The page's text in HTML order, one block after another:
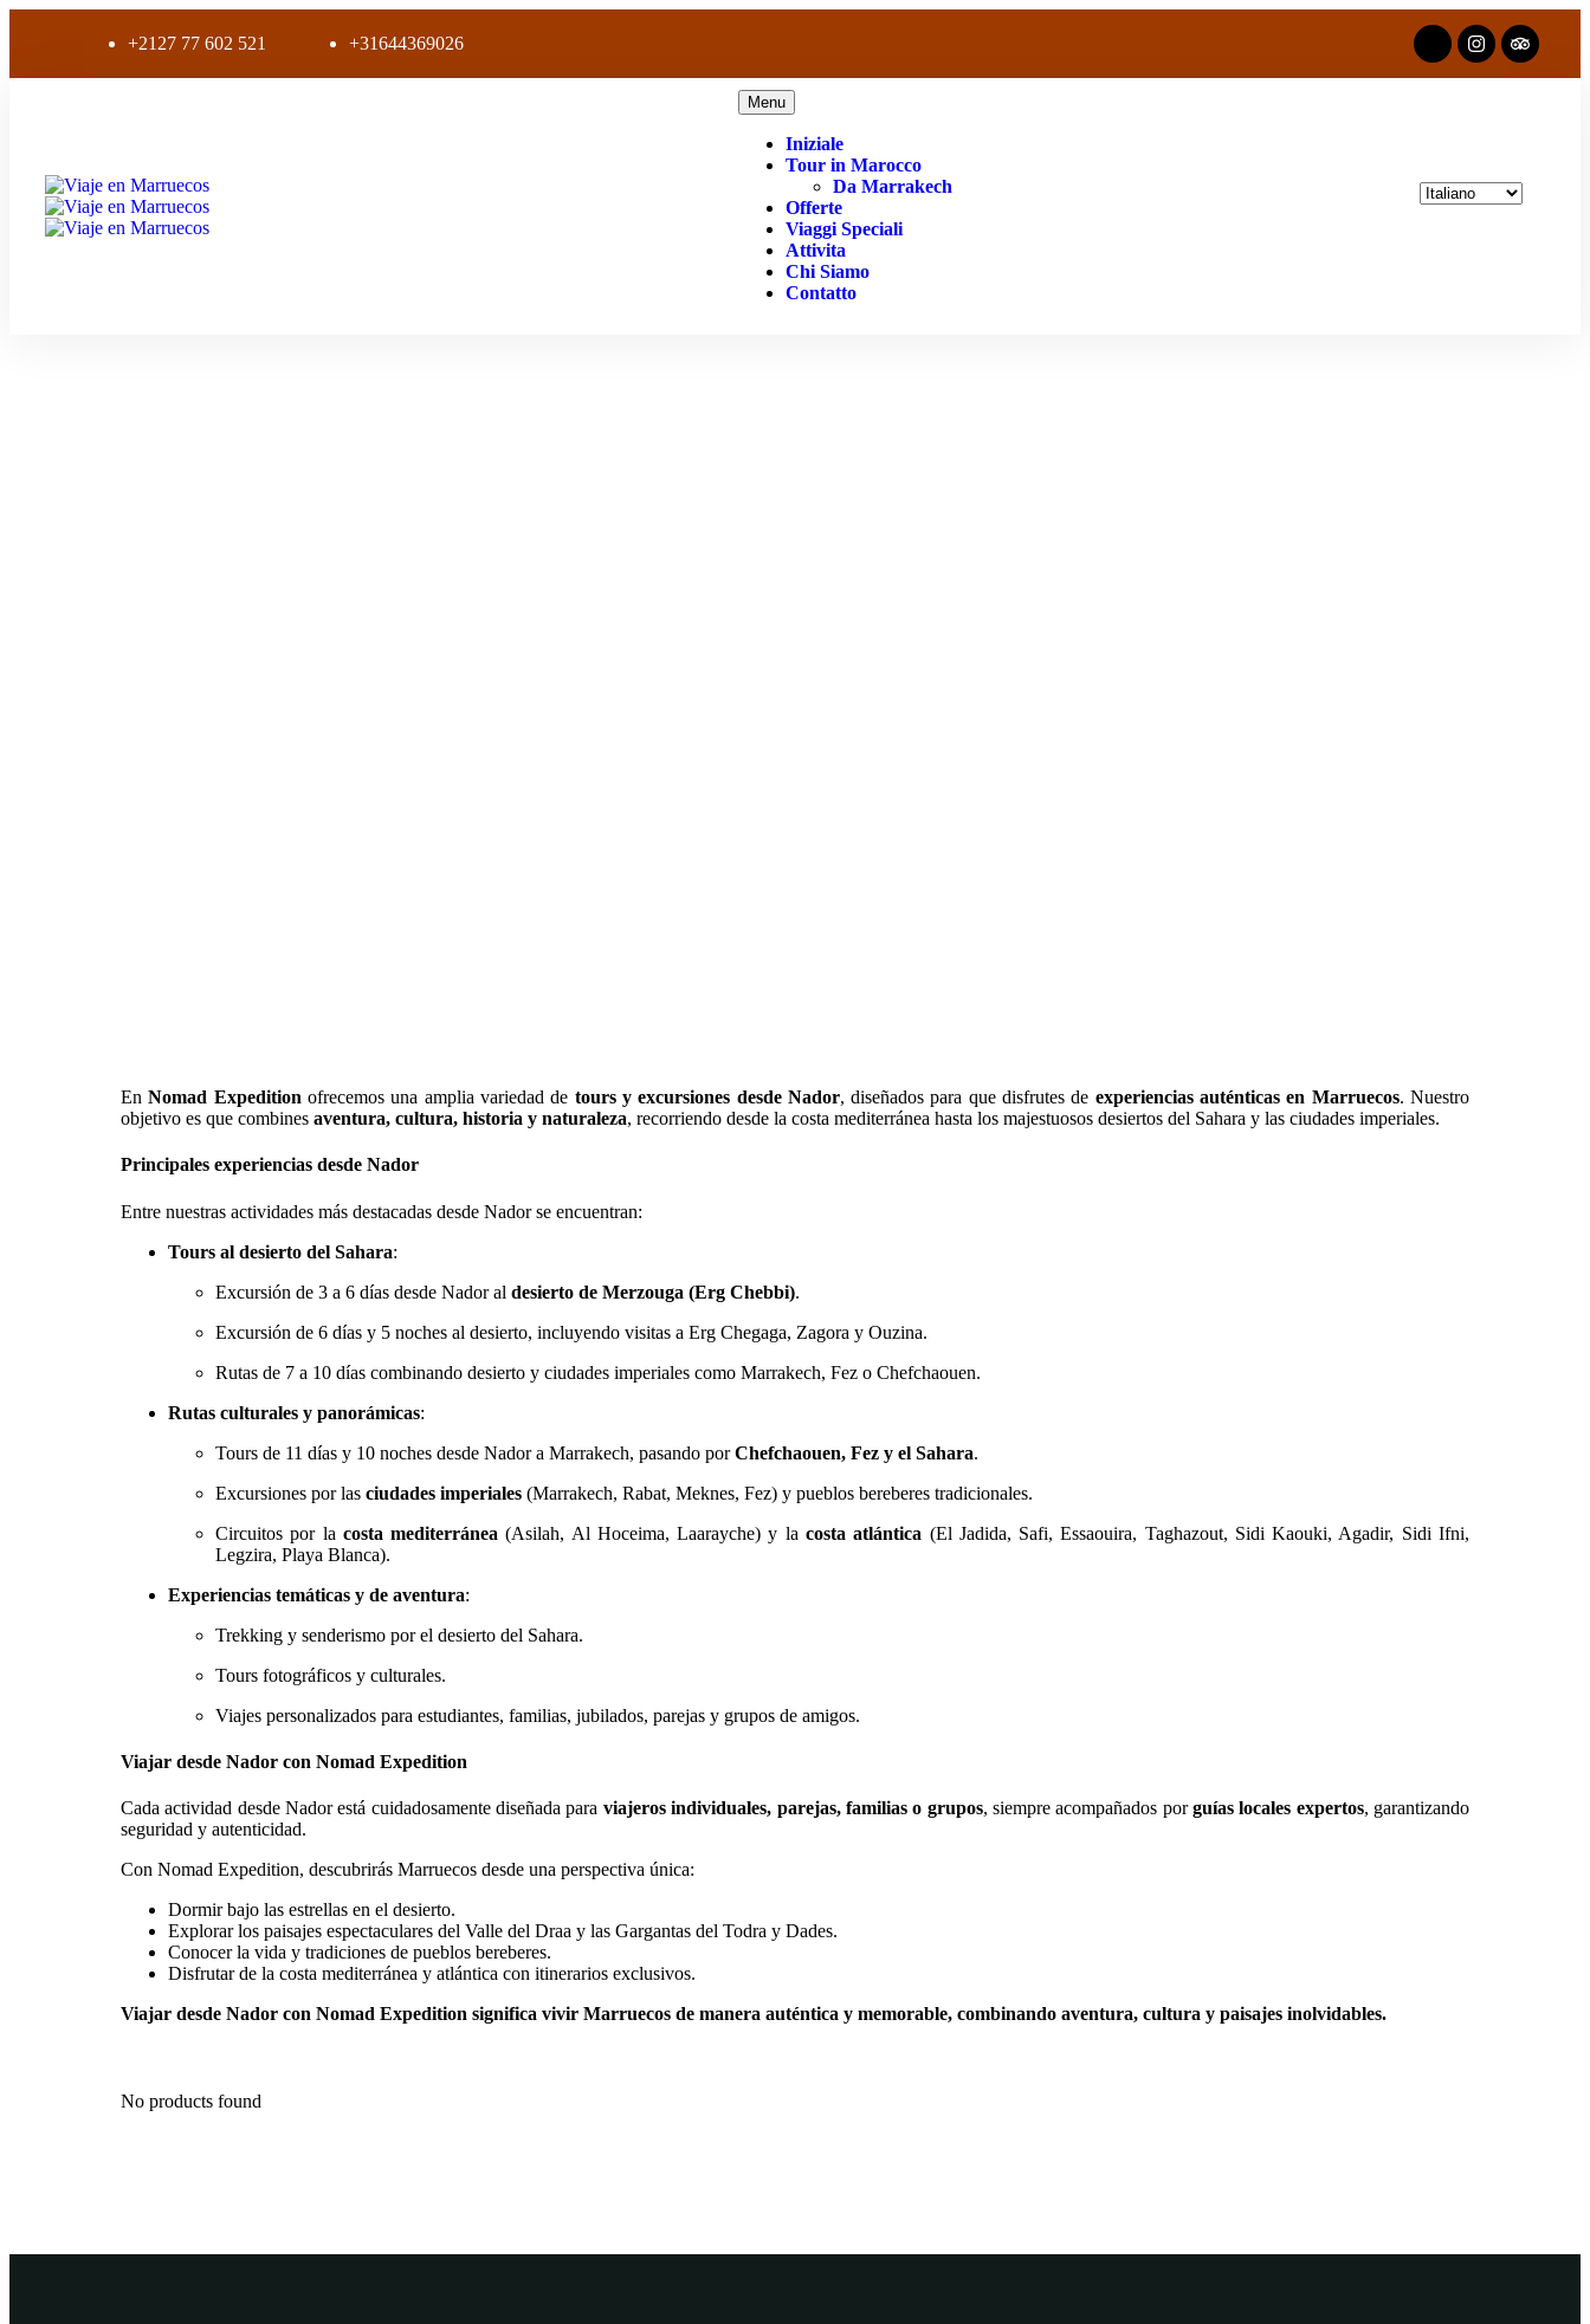
+2127 77 602 521 +31644369026
Menu
Iniziale
Tour in Marocco
Da Marrakech
Offerte
Viaggi Speciali
Attivita
Chi Siamo
Contatto
EnNomad Expedition ofrecemos una amplia variedad de tours y excursiones desde Nador, diseñados para que disfrutes de experiencias auténticas en Marruecos. Nuestro
objetivo es que combines aventura, cultura, historia y naturaleza, recorriendo desde la costa mediterránea hasta los majestuosos desiertos del Sahara y las ciudades imperiales.
Principales experiencias desde Nador
Entre nuestras actividades más destacadas desde Nador se encuentran:
Tours al desierto del Sahara:
Excursión de 3 a 6 días desde Nador al desierto de Merzouga (Erg Chebbi).
Excursión de 6 días y 5 noches al desierto, incluyendo visitas a Erg Chegaga, Zagora y Ouzina.
Rutas de 7 a 10 días combinando desierto y ciudades imperiales como Marrakech, Fez o Chefchaouen.
Rutas culturales y panorámicas:
Tours de 11 días y 10 noches desde Nador a Marrakech, pasando porChefchaouen, Fez y el Sahara.
Excursiones por las ciudades imperiales (Marrakech, Rabat, Meknes, Fez) y pueblos bereberes tradicionales.
Circuitos por la costa mediterránea (Asilah, Al Hoceima, Laarayche) y lacosta atlántica (El Jadida, Safi, Essaouira, Taghazout, Sidi Kaouki, Agadir, Sidi Ifni,
Legzira, Playa Blanca).
Experiencias temáticas y de aventura:
Trekking y senderismo por el desierto del Sahara.
Tours fotográficos y culturales.
Viajes personalizados para estudiantes, familias, jubilados, parejas y grupos de amigos.
Viajar desde Nador con Nomad Expedition
Cada actividad desde Nador está cuidadosamente diseñada para viajeros individuales, parejas, familias o grupos, siempre acompañados porguías locales expertos, garantizando
seguridad y autenticidad.
Con Nomad Expedition, descubrirás Marruecos desde una perspectiva única:
Dormir bajo las estrellas en el desierto.
Explorar los paisajes espectaculares del Valle del Draa y las Gargantas del Todra y Dades.
Conocer la vida y tradiciones de pueblos bereberes.
Disfrutar de la costa mediterránea y atlántica con itinerarios exclusivos.
Viajar desde Nador con Nomad Expedition significa vivir Marruecos de manera auténtica y memorable, combinando aventura, cultura y paisajes inolvidables.
No products found